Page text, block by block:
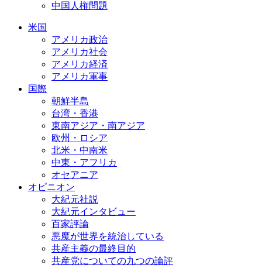
中国人権問題
米国
アメリカ政治
アメリカ社会
アメリカ経済
アメリカ軍事
国際
朝鮮半島
台湾・香港
東南アジア・南アジア
欧州・ロシア
北米・中南米
中東・アフリカ
オセアニア
オピニオン
大紀元社説
大紀元インタビュー
百家評論
悪魔が世界を統治している
共産主義の最終目的
共産党についての九つの論評